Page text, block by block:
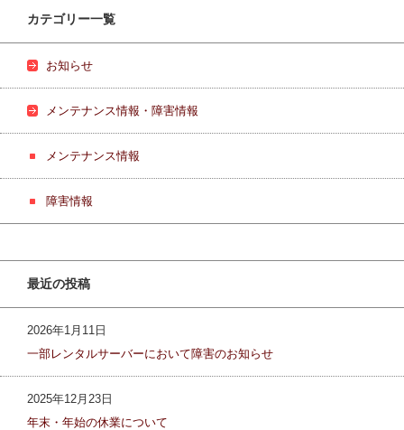
カテゴリー一覧
お知らせ
メンテナンス情報・障害情報
メンテナンス情報
障害情報
最近の投稿
2026年1月11日
一部レンタルサーバーにおいて障害のお知らせ
2025年12月23日
年末・年始の休業について